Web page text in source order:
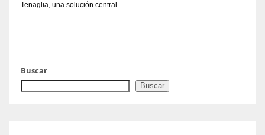
Tenaglia, una solución central
Buscar
Buscar